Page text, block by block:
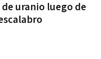
uranio luego de